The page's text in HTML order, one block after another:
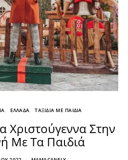
ΕΛΛΑΔΑ ΤΑΞΙΔΙΑ ΜΕ ΠΑΙΔΙΑ
Χριστούγεννα Στην
Με Τα Παιδιά